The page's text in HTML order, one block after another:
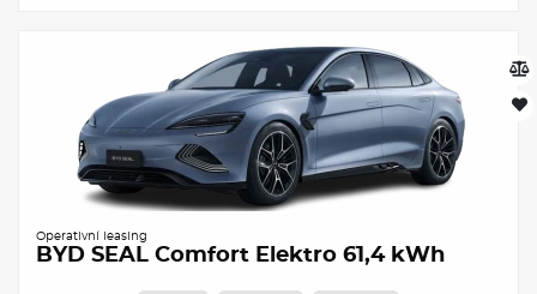
Operativní leasing
BYD SEAL Comfort Elektro 61,4 kWh